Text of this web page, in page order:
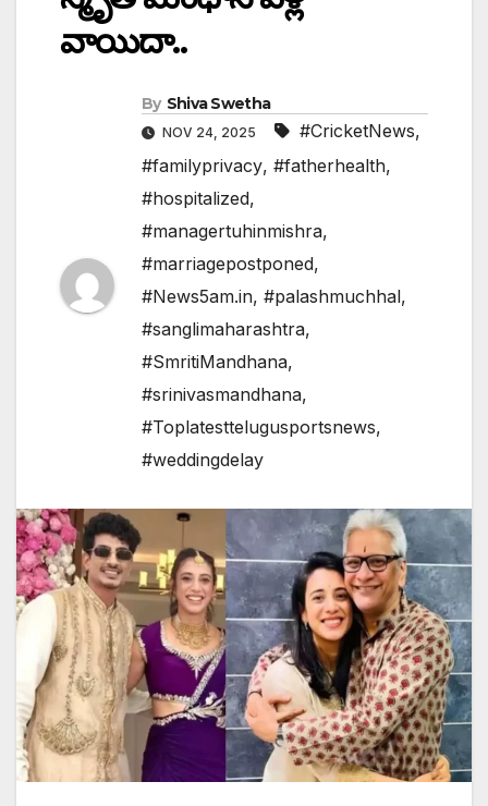
వాయిదా..
By Shiva Swetha
NOV 24, 2025 #CricketNews,
#familyprivacy, #fatherhealth,
#hospitalized,
#managertuhinmishra,
#marriagepostponed,
#News5am.in, #palashmuchhal,
#sanglimaharashtra,
#SmritiMandhana,
#srinivasmandhana,
#Toplatesttelugusportsnews,
#weddingdelay